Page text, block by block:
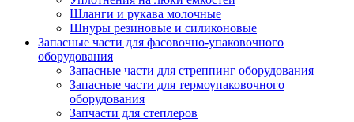
Шланги и рукава молочные
Шнуры резиновые и силиконовые
Запасные части для фасовочно-упаковочного
оборудования
Запасные части для стреппинг оборудования
Запасные части для термоупаковочного
оборудования
Запчасти для степлеров